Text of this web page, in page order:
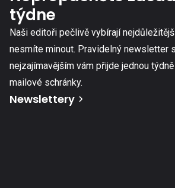
týdne
Naši editoři pečlivě vybírají
nesmíte minout. Pravidelný newsletter
nejzajímavějším vám přijde jednou
mailové schránky.
Newslettery